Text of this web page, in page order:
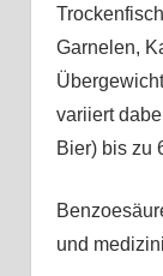
Garnelen,
variiert
Bier) bis zu
und